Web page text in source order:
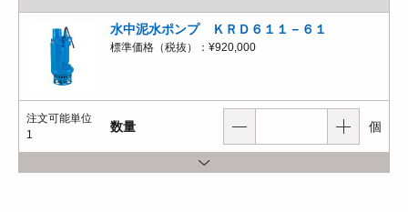
水中泥水ポンプ ＫＲＤ６１１－６１
標準価格（税抜）： ¥920,000
注文可能単位
1
数量 個